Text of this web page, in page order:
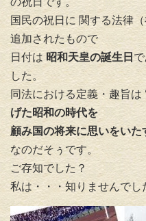
国民の祝日に 関する法律
追加されたもので
日付は 昭和天皇の誕生日
した。
同法における定義・趣旨は
げた昭和の時代を
顧み国の将来に思いをいた
なのだそぅです。
ご存知でした？
私は・・・知りませんでし